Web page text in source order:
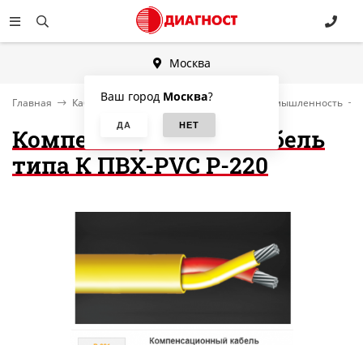
Москва
Ваш город Москва?
Главная Кабели и провода - Нефтехимическая промышленность
Компенсационный кабель
типа К ПВХ-PVC P-220